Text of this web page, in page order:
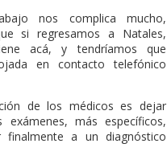
nos complica mucho,
si regresamos a Natales,
acá, y tendríamos que
en contacto telefónico
de los médicos es dejar
más específicos,
a un diagnóstico